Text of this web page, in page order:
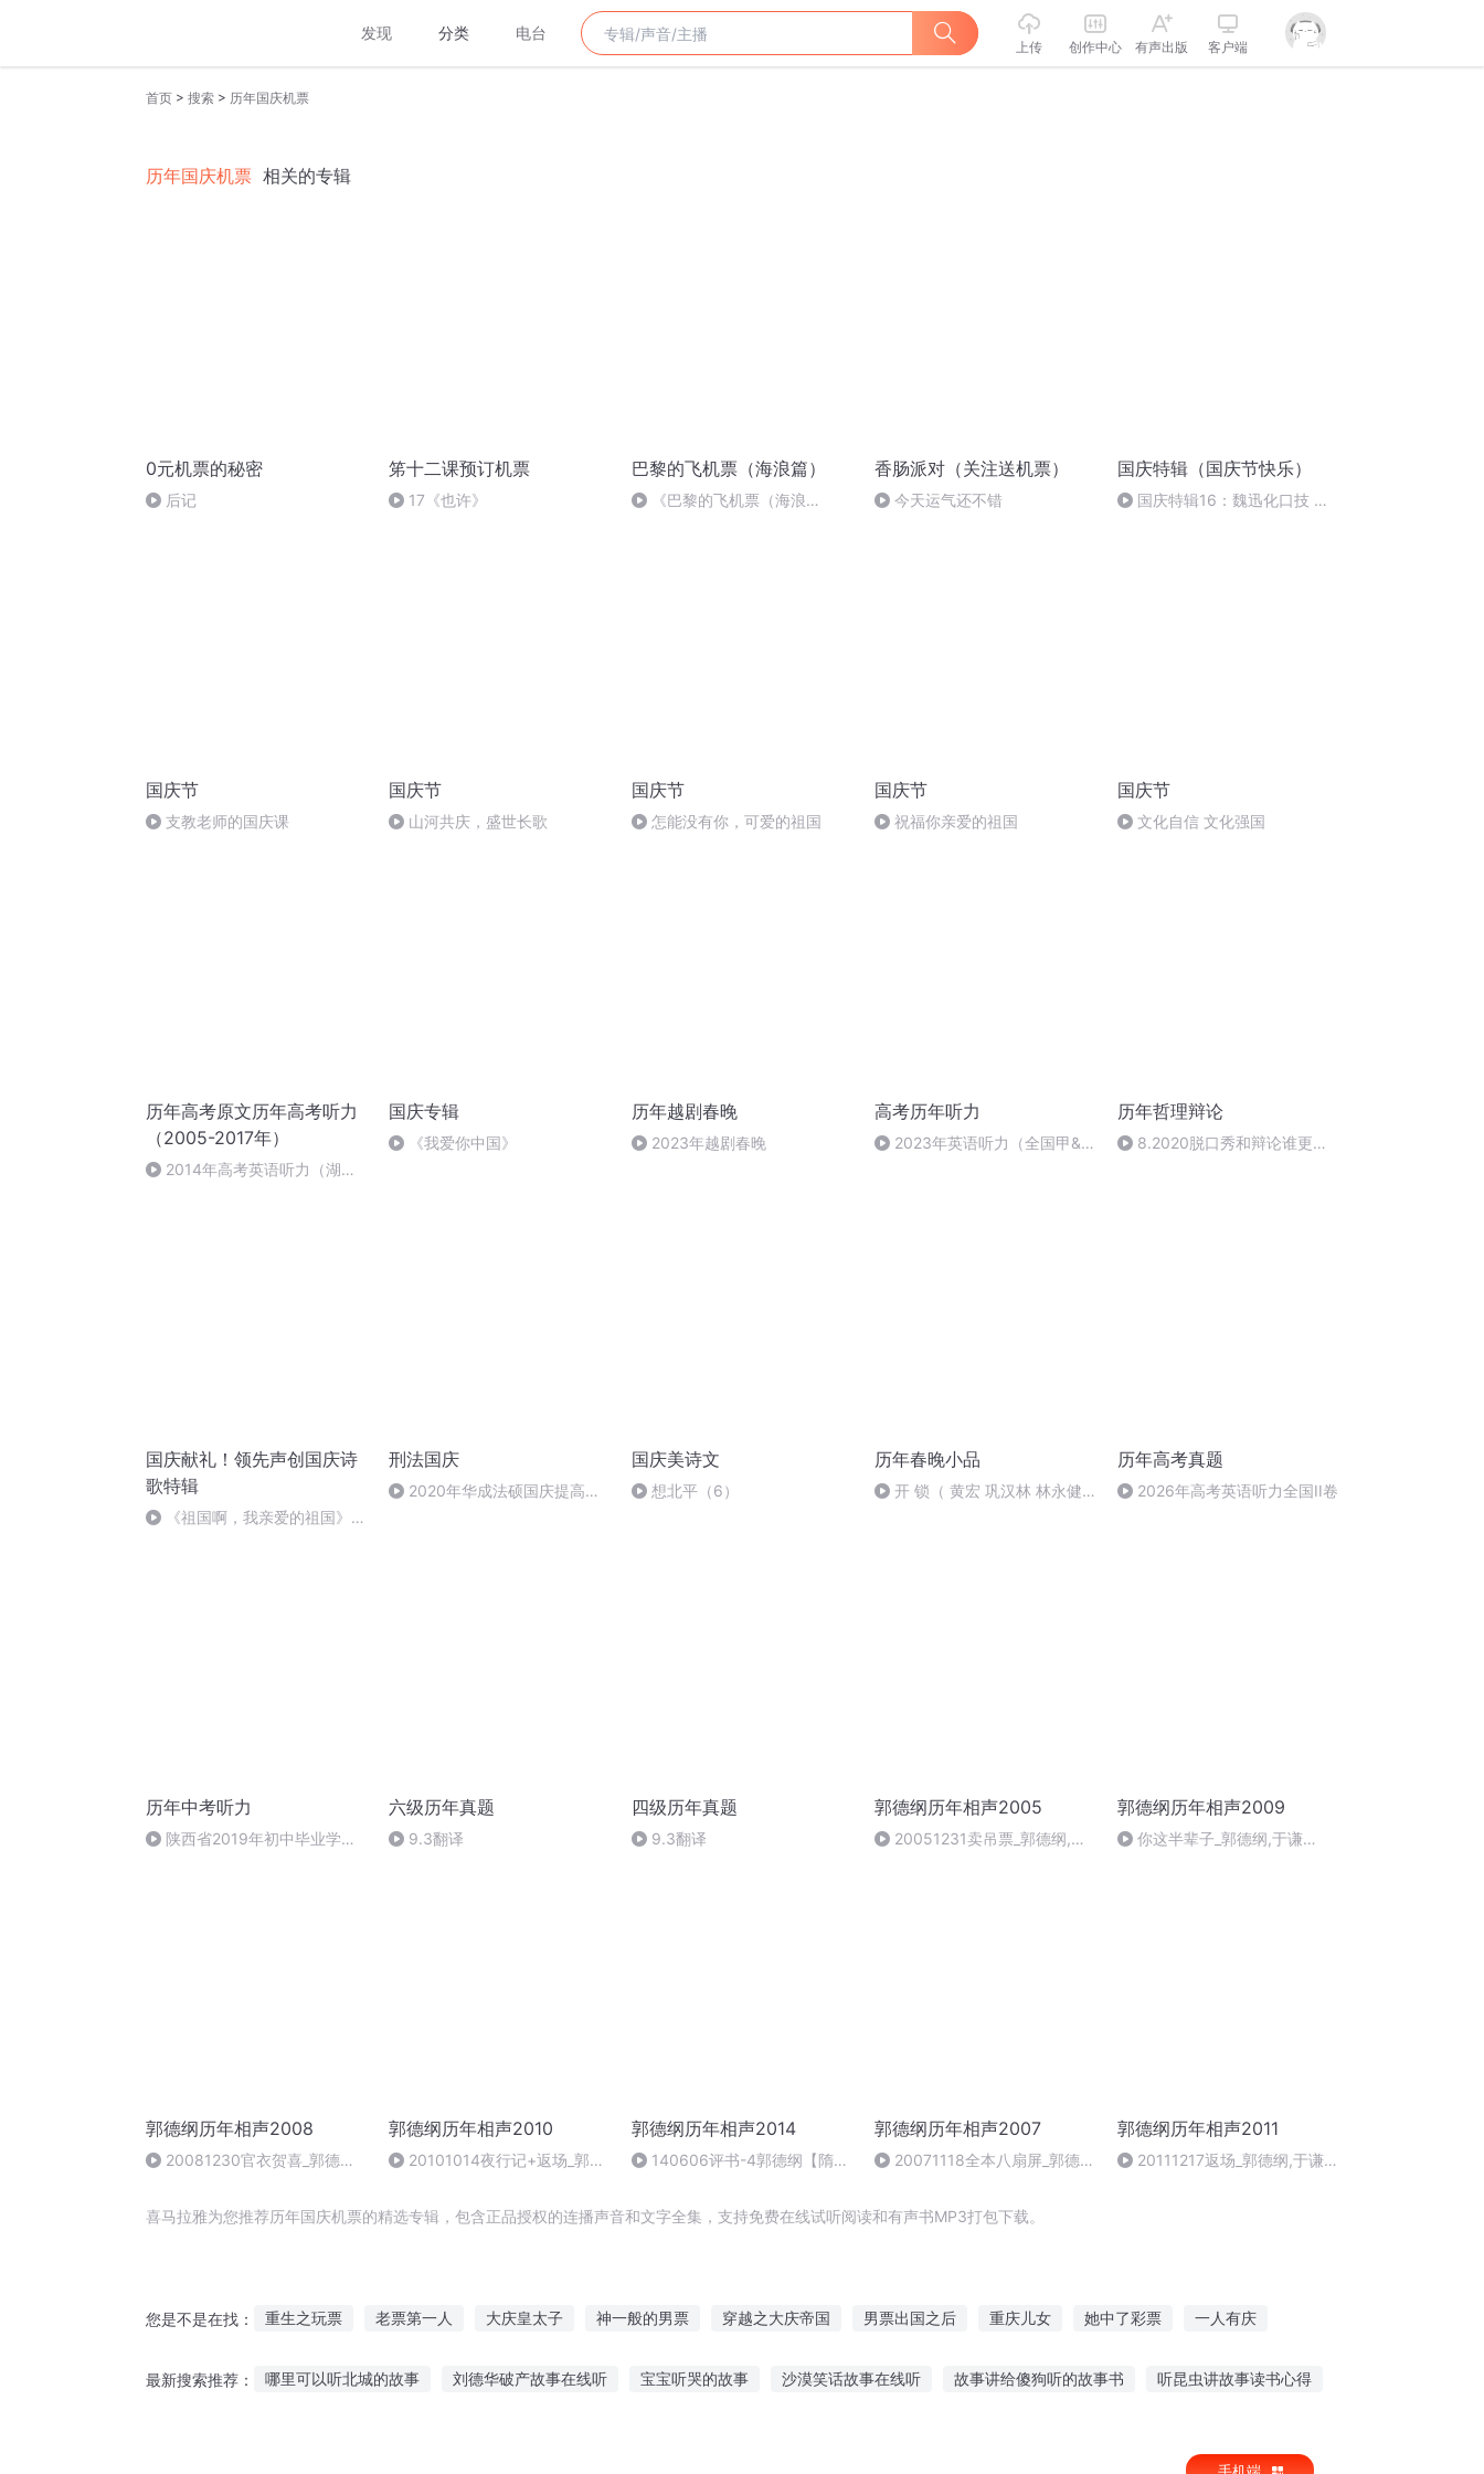
发现 分类 电台
上传 创作中心 有声出版 客户端
首页 > 搜索 > 历年国庆机票
历年国庆机票 相关的专辑
0元机票的秘密
后记
笫十二课预订机票
17《也许》
巴黎的飞机票（海浪篇）
《巴黎的飞机票（海浪
香肠派对（关注送机票）
今天运气还不错
国庆特辑（国庆节快乐）
国庆特辑16：魏迅化口技 二
国庆节
支教老师的国庆课
国庆节
山河共庆，盛世长歌
国庆节
怎能没有你，可爱的祖国
国庆节
祝福你亲爱的祖国
国庆节
文化自信 文化强国
历年高考原文历年高考听力
（2005-2017年）
2014年高考英语听力（湖北
国庆专辑
《我爱你中国》
历年越剧春晚
2023年越剧春晚
高考历年听力
2023年英语听力（全国甲&
历年哲理辩论
8.2020脱口秀和辩论谁更能
国庆献礼！领先声创国庆诗
歌特辑
《祖国啊，我亲爱的祖国》温
刑法国庆
2020年华成法硕国庆提高班
国庆美诗文
想北平（6）
历年春晚小品
开 锁（ 黄宏 巩汉林 林永健
历年高考真题
2026年高考英语听力全国II卷
历年中考听力
陕西省2019年初中毕业学业
六级历年真题
9.3翻译
四级历年真题
9.3翻译
郭德纲历年相声2005
20051231卖吊票_郭德纲,于
郭德纲历年相声2009
你这半辈子_郭德纲,于谦
郭德纲历年相声2008
20081230官衣贺喜_郭德纲,
郭德纲历年相声2010
20101014夜行记+返场_郭德
郭德纲历年相声2014
140606评书-4郭德纲【隋
郭德纲历年相声2007
20071118全本八扇屏_郭德
郭德纲历年相声2011
20111217返场_郭德纲,于谦,
喜马拉雅为您推荐历年国庆机票的精选专辑，包含正品授权的连播声音和文字全集，支持免费在线试听阅读和有声书MP3打包下载。
您是不是在找： 重生之玩票 老票第一人 大庆皇太子 神一般的男票 穿越之大庆帝国 男票出国之后 重庆儿女 她中了彩票 一人有庆
最新搜索推荐： 哪里可以听北城的故事 刘德华破产故事在线听 宝宝听哭的故事 沙漠笑话故事在线听 故事讲给傻狗听的故事书 听昆虫讲故事读书心得